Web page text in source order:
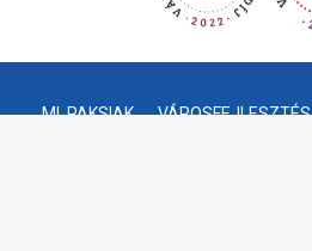
MI, PAKSIAK
VÁROSFEJLESZTÉS